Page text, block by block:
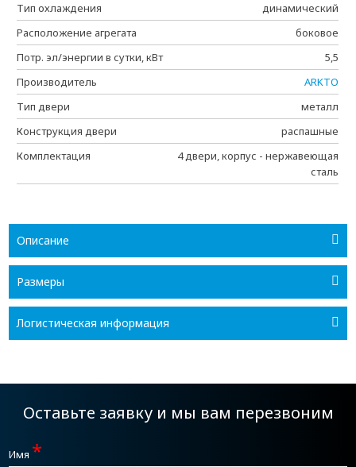
Тип охлаждения
динамический
Расположение агрегата
боковое
Потр. эл/энергии в сутки, кВт
5,5
Производитель
ARKTO
Тип двери
металл
Конструкция двери
распашные
Комплектация
4 двери, корпус - нержавеющая
сталь
Описание
Размеры
Логистическая информация
Оставьте заявку и мы вам перезвоним
Имя *